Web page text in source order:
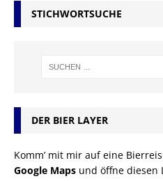
STICHWORTSUCHE
DER BIER LAYER
Komm’ mit mir auf eine
Google Maps und öffne diesen